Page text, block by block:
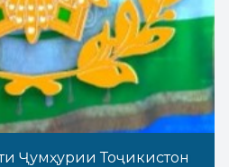
Ҷумҳурии Тоҷикистон